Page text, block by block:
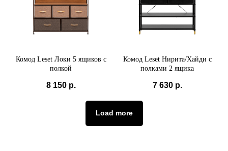
Комод Leset Локи 5 ящиков с
полкой
8 150 р.
Комод Leset Нирита/Хайди с
полками 2 ящика
7 630 р.
Load more